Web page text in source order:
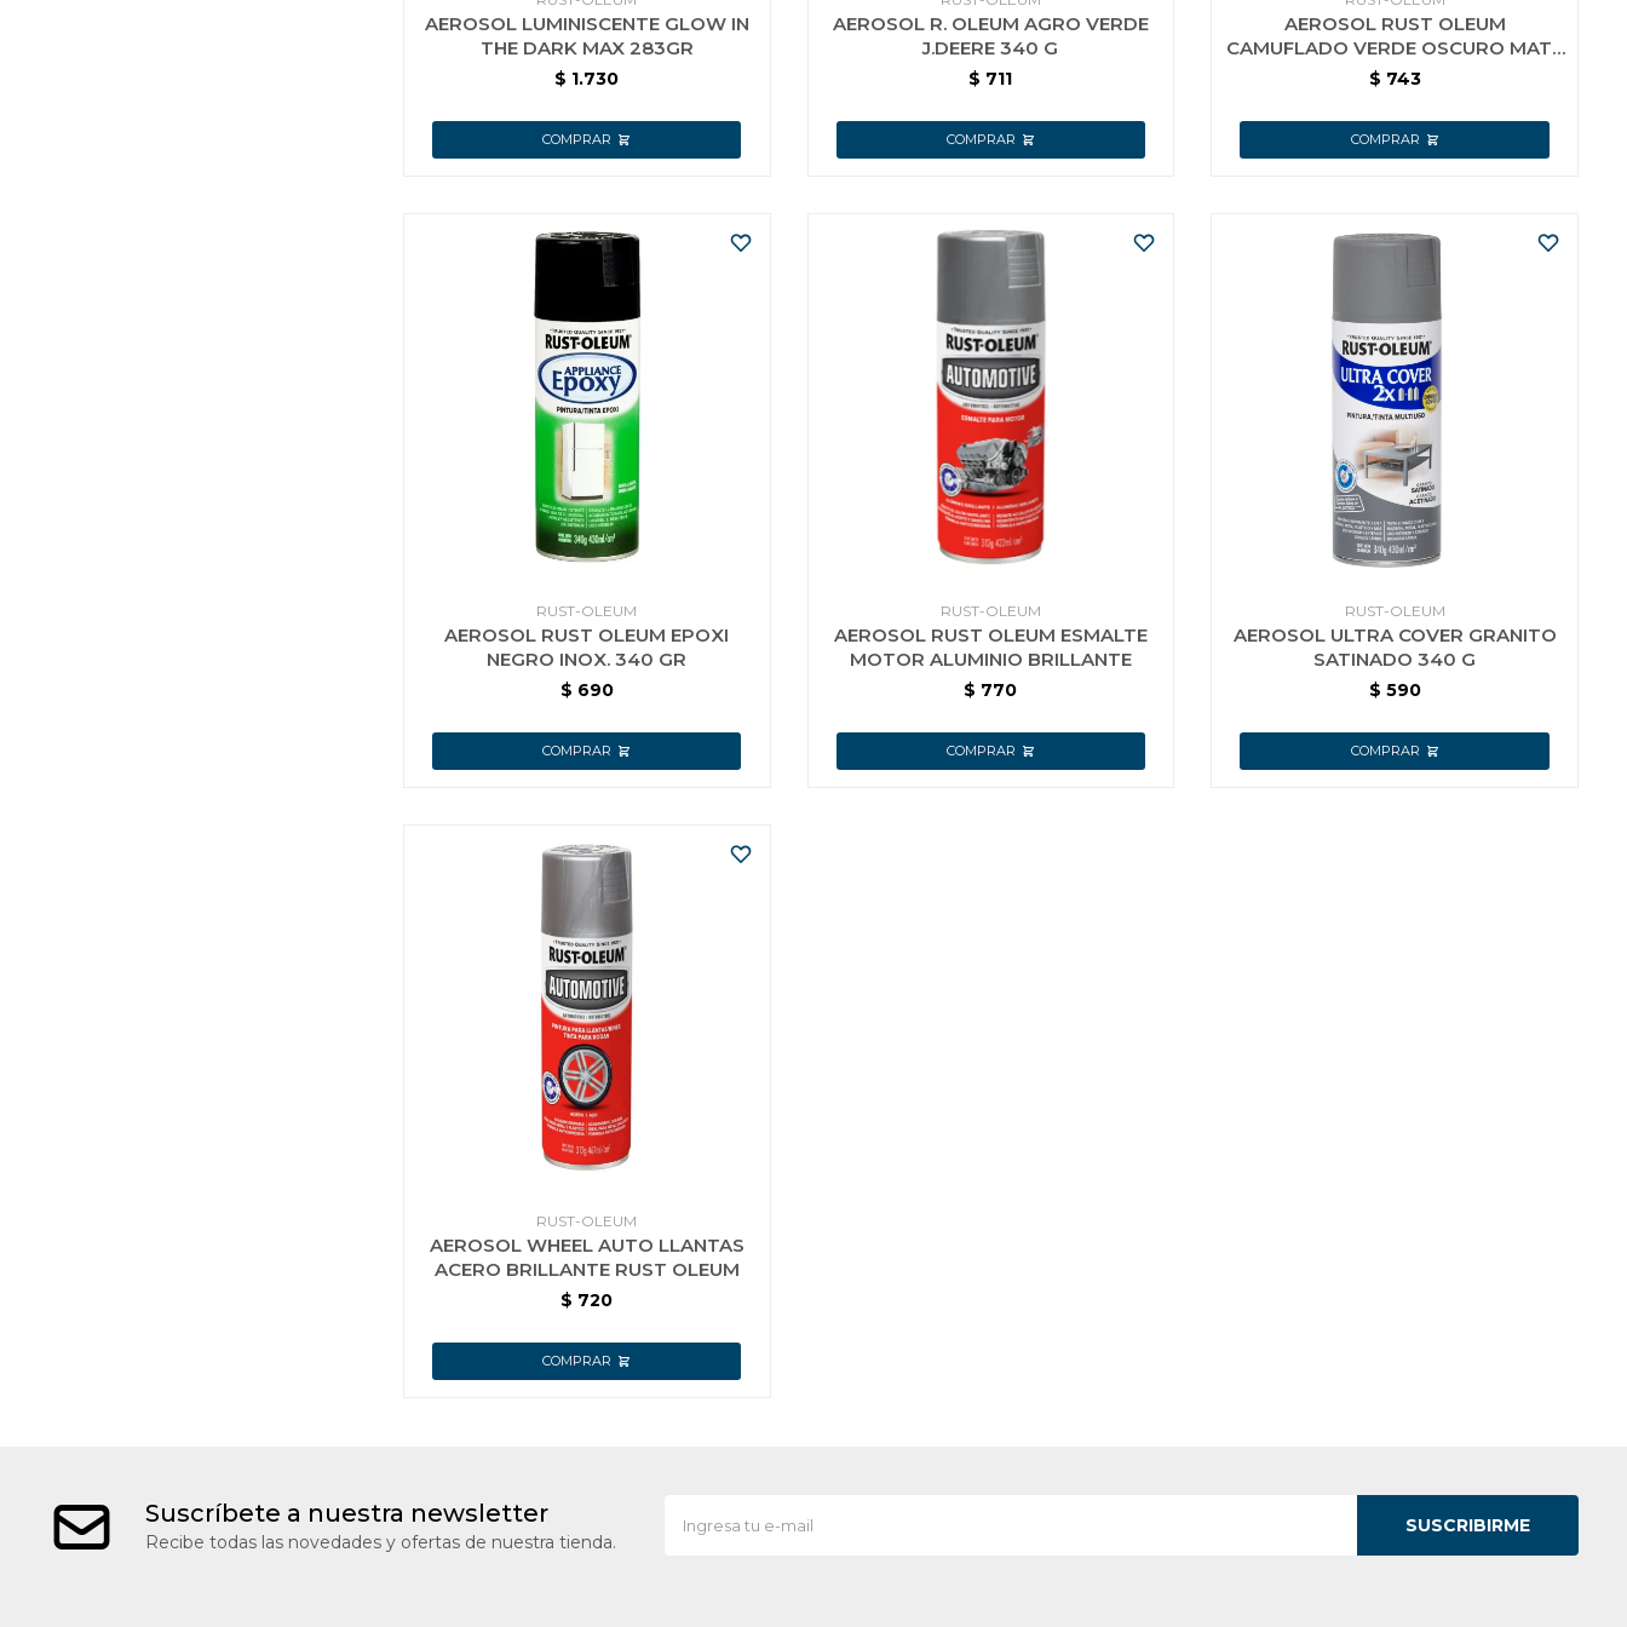
AEROSOL LUMINISCENTE GLOW IN
THE DARK MAX 283GR
$ 1.730
AEROSOL R. OLEUM AGRO VERDE
J.DEERE 340 G
$ 711
AEROSOL RUST OLEUM
CAMUFLADO VERDE OSCURO MATE
DEEP FOREST GREEN
$ 743
RUST-OLEUM
AEROSOL RUST OLEUM EPOXI
NEGRO INOX. 340 GR
$ 690
RUST-OLEUM
AEROSOL RUST OLEUM ESMALTE
MOTOR ALUMINIO BRILLANTE
$ 770
RUST-OLEUM
AEROSOL ULTRA COVER GRANITO
SATINADO 340 G
$ 590
RUST-OLEUM
AEROSOL WHEEL AUTO LLANTAS
ACERO BRILLANTE RUST OLEUM
$ 720
Suscríbete a nuestra newsletter
Recibe todas las novedades y ofertas de nuestra tienda.
SUSCRIBIRME